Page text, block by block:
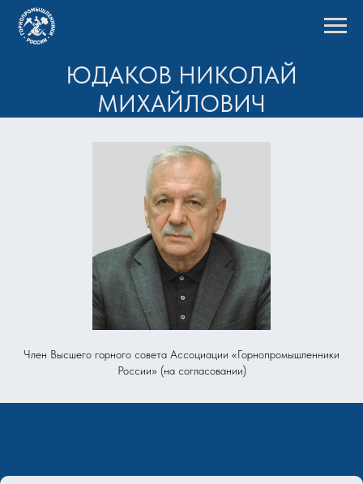
ЮДАКОВ НИКОЛАЙ
МИХАЙЛОВИЧ
Член Высшего горного совета Ассоциации «Горнопромышленники
России» (на согласовании)